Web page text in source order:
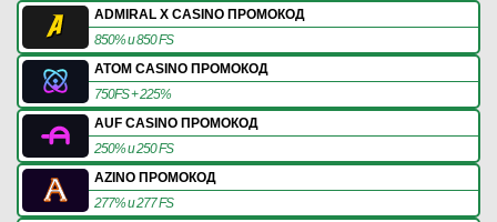
ADMIRAL X CASINO ПРОМОКОД
850% и 850 FS
ATOM CASINO ПРОМОКОД
750FS + 225%
AUF CASINO ПРОМОКОД
250% и 250 FS
AZINO ПРОМОКОД
277% и 277 FS